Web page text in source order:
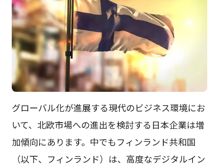
グローバル化が進展する現代のビジネス環境にお
いて、北欧市場への進出を検討する日本企業は増
加傾向にあります。中でもフィンランド共和国
（以下、フィンランド）は、高度なデジタルイン